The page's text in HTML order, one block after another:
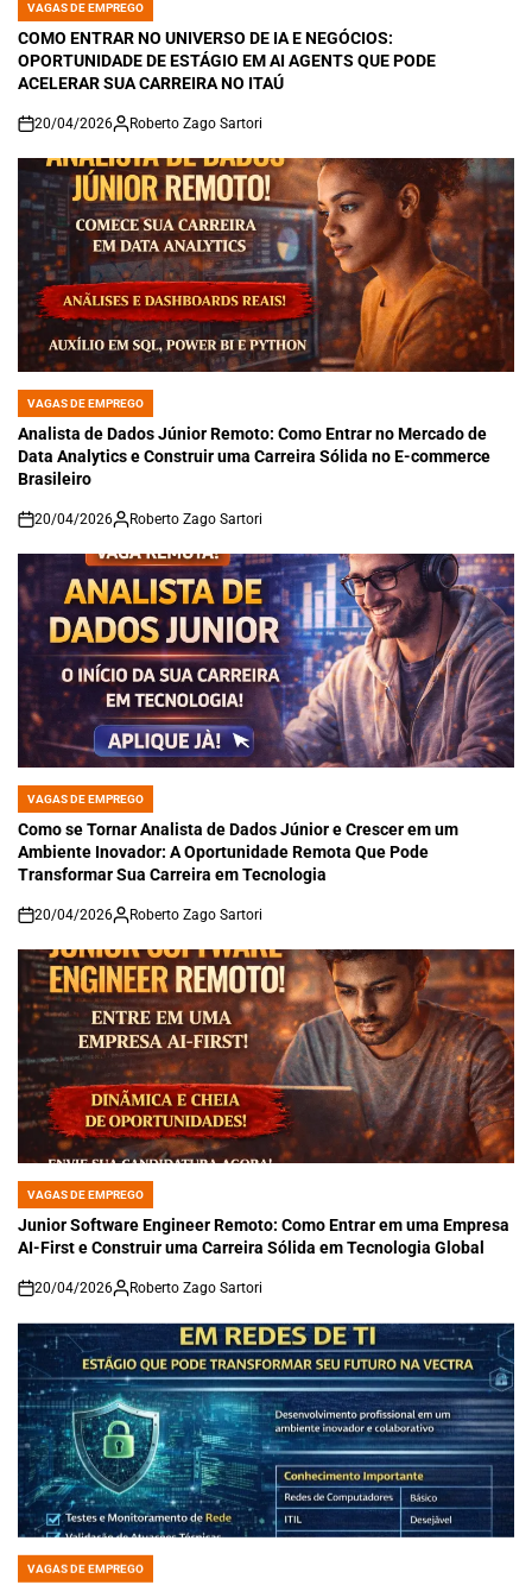
POSTED
IN
VAGAS DE EMPREGO
COMO ENTRAR NO UNIVERSO DE IA E NEGÓCIOS:
OPORTUNIDADE DE ESTÁGIO EM AI AGENTS QUE PODE
ACELERAR SUA CARREIRA NO ITAÚ
on
20/04/2026 Roberto Zago Sartori
POSTED
IN
VAGAS DE EMPREGO
Analista de Dados Júnior Remoto: Como Entrar no Mercado de
Data Analytics e Construir uma Carreira Sólida no E-commerce
Brasileiro
on
20/04/2026 Roberto Zago Sartori
POSTED
IN
VAGAS DE EMPREGO
Como se Tornar Analista de Dados Júnior e Crescer em um
Ambiente Inovador: A Oportunidade Remota Que Pode
Transformar Sua Carreira em Tecnologia
on
20/04/2026 Roberto Zago Sartori
POSTED
IN
VAGAS DE EMPREGO
Junior Software Engineer Remoto: Como Entrar em uma Empresa
AI-First e Construir uma Carreira Sólida em Tecnologia Global
on
20/04/2026 Roberto Zago Sartori
POSTED
VAGAS DE EMPREGO